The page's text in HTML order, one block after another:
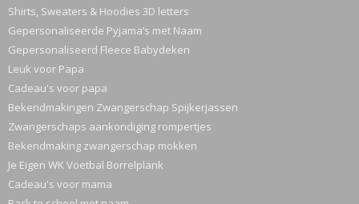
Shirts, Sweaters & Hoodies 3D letters
Gepersonaliseerde Pyjama’s met Naam
Gepersonaliseerd Fleece Babydeken
Leuk voor Papa
Cadeau's voor papa
Bekendmakingen Zwangerschap Spijkerjassen
Zwangerschaps aankondiging rompertjes
Bekendmaking zwangerschap mokken
Je Eigen WK Voetbal Borrelplank
Cadeau's voor mama